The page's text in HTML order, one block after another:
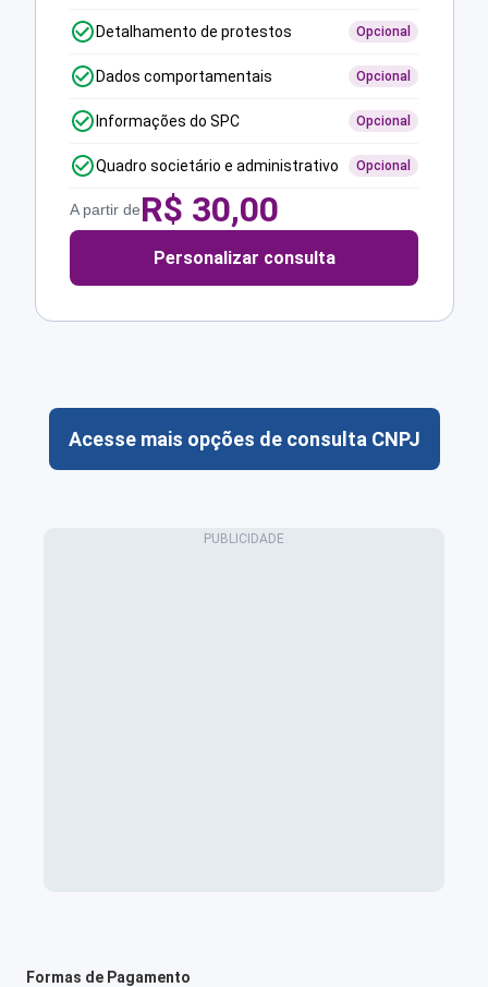
Detalhamento de protestos Opcional
Dados comportamentais Opcional
Informações do SPC Opcional
Quadro societário e administrativo Opcional
A partir deR$ 30,00
Personalizar consulta
Acesse mais opções de consulta CNPJ
Formas de Pagamento